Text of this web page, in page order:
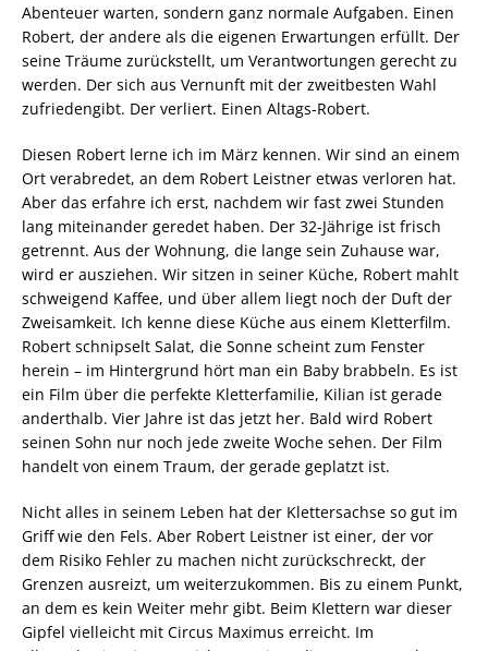
Abenteuer warten, sondern ganz normale Aufgaben. Einen
Robert, der andere als die eigenen Erwartungen erfüllt. Der
seine Träume zurückstellt, um Verantwortungen gerecht zu
werden. Der sich aus Vernunft mit der zweitbesten Wahl
zufriedengibt. Der verliert. Einen Altags-Robert.
Diesen Robert lerne ich im März kennen. Wir sind an einem
Ort verabredet, an dem Robert Leistner etwas verloren hat.
Aber das erfahre ich erst, nachdem wir fast zwei Stunden
lang miteinander geredet haben. Der 32-Jährige ist frisch
getrennt. Aus der Wohnung, die lange sein Zuhause war,
wird er ausziehen. Wir sitzen in seiner Küche, Robert mahlt
schweigend Kaffee, und über allem liegt noch der Duft der
Zweisamkeit. Ich kenne diese Küche aus einem Kletterfilm.
Robert schnipselt Salat, die Sonne scheint zum Fenster
herein – im Hintergrund hört man ein Baby brabbeln. Es ist
ein Film über die perfekte Kletterfamilie, Kilian ist gerade
anderthalb. Vier Jahre ist das jetzt her. Bald wird Robert
seinen Sohn nur noch jede zweite Woche sehen. Der Film
handelt von einem Traum, der gerade geplatzt ist.
Nicht alles in seinem Leben hat der Klettersachse so gut im
Griff wie den Fels. Aber Robert Leistner ist einer, der vor
dem Risiko Fehler zu machen nicht zurückschreckt, der
Grenzen ausreizt, um weiterzukommen. Bis zu einem Punkt,
an dem es kein Weiter mehr gibt. Beim Klettern war dieser
Gipfel vielleicht mit Circus Maximus erreicht. Im